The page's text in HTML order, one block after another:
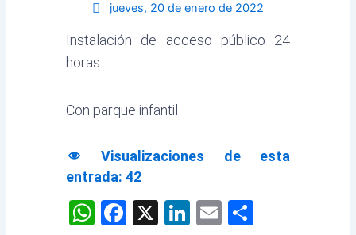
jueves, 20 de enero de 2022
Instalación de acceso público 24
horas
Con parque infantil
Visualizaciones de esta
entrada: 42
WhatsApp
Facebook
X LinkedIn
Email